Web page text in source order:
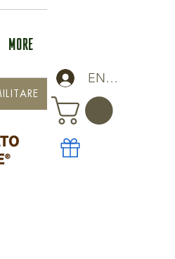
More
ENTRA